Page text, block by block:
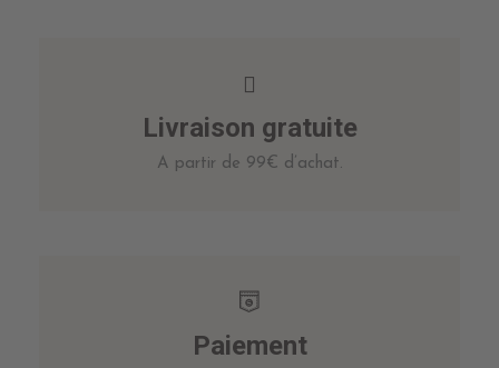
Livraison gratuite
A partir de 99€ d’achat.
Paiement